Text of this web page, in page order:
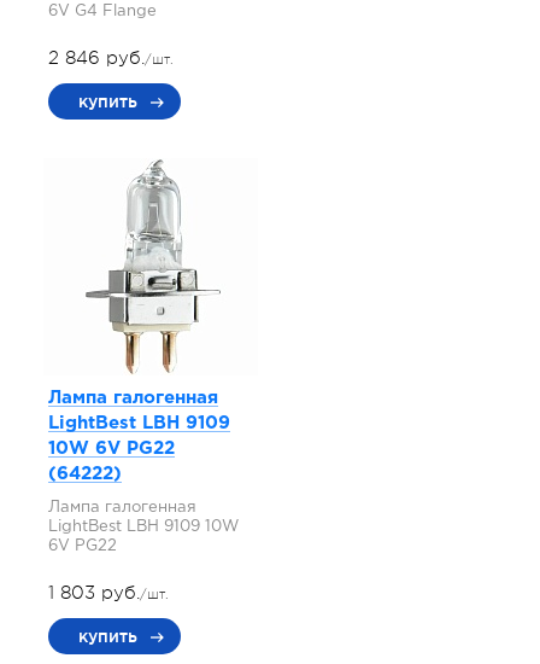
6V G4 Flange
2 846 руб./шт.
купить
Лампа галогенная
LightBest LBH 9109
10W 6V PG22
(64222)
Лампа галогенная
LightBest LBH 9109 10W
6V PG22
1 803 руб./шт.
купить